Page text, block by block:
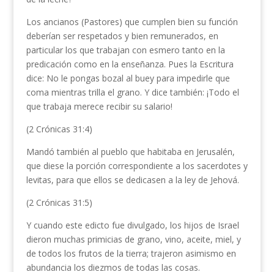
Los ancianos (Pastores) que cumplen bien su función
deberían ser respetados y bien remunerados, en
particular los que trabajan con esmero tanto en la
predicación como en la enseñanza. Pues la Escritura
dice: No le pongas bozal al buey para impedirle que
coma mientras trilla el grano. Y dice también: ¡Todo el
que trabaja merece recibir su salario!
(2 Crónicas 31:4)
Mandó también al pueblo que habitaba en Jerusalén,
que diese la porción correspondiente a los sacerdotes y
levitas, para que ellos se dedicasen a la ley de Jehová.
(2 Crónicas 31:5)
Y cuando este edicto fue divulgado, los hijos de Israel
dieron muchas primicias de grano, vino, aceite, miel, y
de todos los frutos de la tierra; trajeron asimismo en
abundancia los diezmos de todas las cosas.